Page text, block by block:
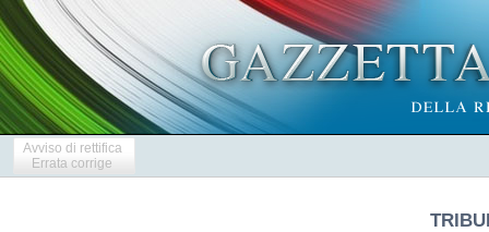
Avviso di rettifica
Errata corrige